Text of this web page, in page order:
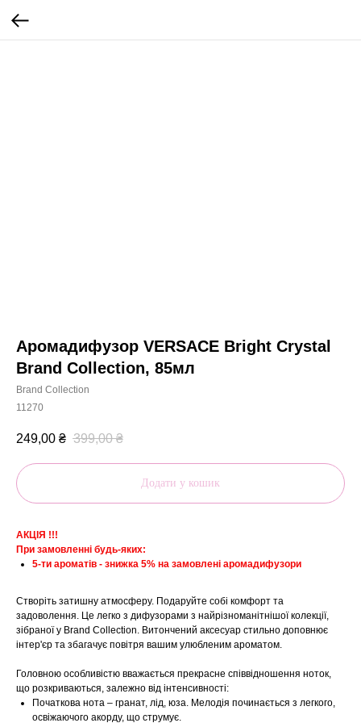
Аромадифузор VERSACE Bright Crystal
Brand Collection, 85мл
Brand Collection
11270
249,00 ₴ 399,00 ₴
Додати у кошик
АКЦІЯ !!!
При замовленні будь-яких:
5-ти ароматів - знижка 5% на замовлені аромадифузори
Створіть затишну атмосферу. Подаруйте собі комфорт та
задоволення. Це легко з дифузорами з найрізноманітнішої колекції,
зібраної у Brand Collection. Витончений аксесуар стильно доповнює
інтер'єр та збагачує повітря вашим улюбленим ароматом.
Головною особливістю вважається прекрасне співвідношення ноток,
що розкриваються, залежно від інтенсивності:
Початкова нота – гранат, лід, юза. Мелодія починається з легкого,
освіжаючого акорду, що струмує.